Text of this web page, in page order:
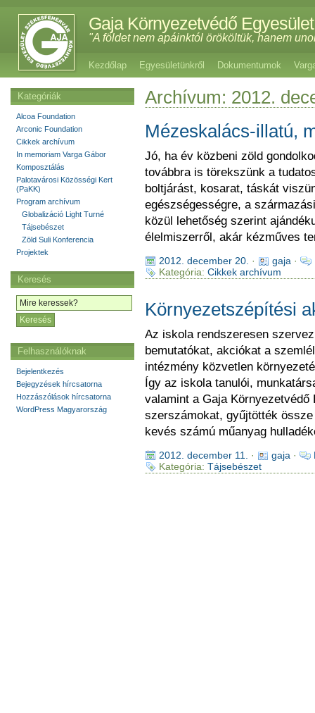
Gaja Környezetvédő Egyesület
"A földet nem apáinktól örököltük, hanem
Kezdőlap Egyesületünkről Dokumentumok
Archívum: 2012.
Mézeskalács-illatú,
Jó, ha év közbeni zöld
továbbra is törekszünk a
boltjárást, kosarat, táskát
egészségességre, a
közül lehetőség szerint
élelmiszerről, akár kézműves
2012. december 20. · gaja ·
Kategória: Cikkek archívum
Környezetszépítési
Az iskola rendszeresen
bemutatókat, akciókat a
intézmény közvetlen
Így az iskola tanulói,
valamint a Gaja
szerszámokat, gyűjtötték
kevés számú műanyag
2012. december 11. · gaja ·
Kategória: Tájsebészet
Kategóriák
Alcoa Foundation
Arconic Foundation
Cikkek archívum
In memoriam Varga Gábor
Komposztálás
Palotavárosi Közösségi Kert
(PaKK)
Program archívum
Globalizáció Light Turné
Tájsebészet
Zöld Suli Konferencia
Projektek
Keresés
Felhasználóknak
Bejelentkezés
Bejegyzések hírcsatorna
Hozzászólások hírcsatorna
WordPress Magyarország